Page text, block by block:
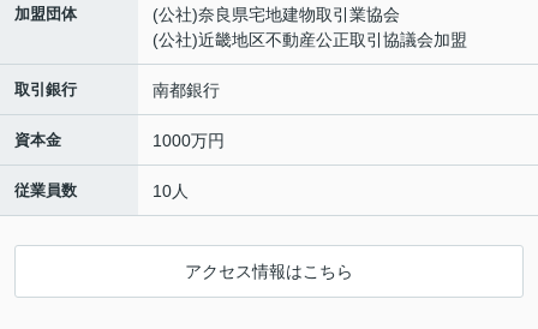
加盟団体
(公社)奈良県宅地建物取引業協会
(公社)近畿地区不動産公正取引協議会加盟
取引銀行 南都銀行
資本金 1000万円
従業員数 10人
アクセス情報はこちら